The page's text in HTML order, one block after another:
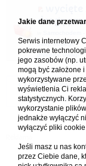
drogą
trasy, noclegi,
przepisy, uwagi
Forum Chorwacja
Usuń ciasteczka
Jakie dane
Serwis internetowy
pokrewne
jego zasobów (np.
mogą być założone
wykorzystywane
wyświetlenia Ci
statystycznych.
wykorzystanie
jednakże wyłączyć
wyłączyć pliki
Jeśli masz u nas
przez Ciebie dane,